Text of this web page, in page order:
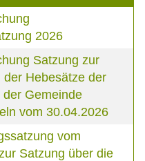
2026
Satzung zur
der Hebesätze der
Gemeinde
vom 30.04.2026
vom
Satzung über die